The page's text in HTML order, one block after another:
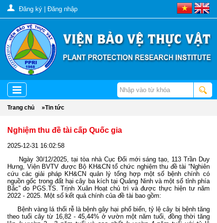
Đăng ký Đăng nhập
Trang chủ »Tin tức
Nghiệm thu đề tài cấp Quốc gia
2025-12-31 16:02:58
Ngày 30/12/2025, tại tòa nhà Cục Đổi mới sáng tạo, 113 Trần Duy
Hưng, Viện BVTV được Bộ KH&CN tổ chức nghiệm thu đề tài “Nghiên
cứu các giải pháp KH&CN quản lý tổng hợp một số bệnh chính có
nguồn gốc trong đất hại cây ba kích tại Quảng Ninh và một số tỉnh phía
Bắc” do PGS.TS. Trịnh Xuân Hoạt chủ trì và được thực hiện tư năm
2022 - 2025. Một số kết quả chính của đề tài bao gồm:
Bệnh vàng lá thối rễ là bệnh gây hại phổ biến, tỷ lệ cây bị bệnh tăng
theo tuổi cây từ 16,82 - 45,44% ở vườn một năm tuổi, đồng thời tăng